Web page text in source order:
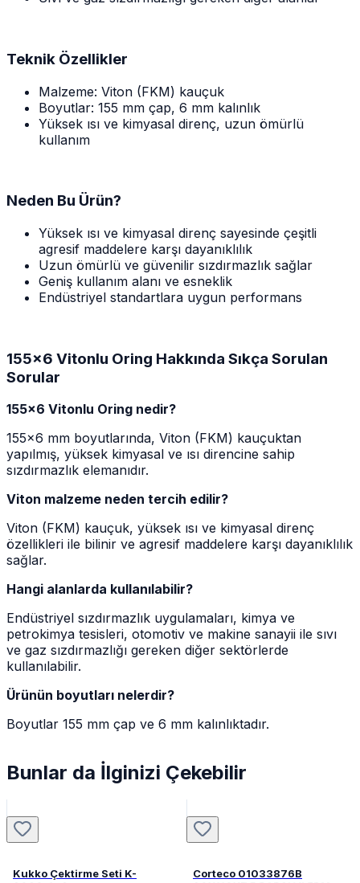
Teknik Özellikler
Malzeme: Viton (FKM) kauçuk
Boyutlar: 155 mm çap, 6 mm kalınlık
Yüksek ısı ve kimyasal direnç, uzun ömürlü
kullanım
Neden Bu Ürün?
Yüksek ısı ve kimyasal direnç sayesinde çeşitli
agresif maddelere karşı dayanıklılık
Uzun ömürlü ve güvenilir sızdırmazlık sağlar
Geniş kullanım alanı ve esneklik
Endüstriyel standartlara uygun performans
155x6 Vitonlu Oring Hakkında Sıkça Sorulan
Sorular
155x6 Vitonlu Oring nedir?
155x6 mm boyutlarında, Viton (FKM) kauçuktan
yapılmış, yüksek kimyasal ve ısı direncine sahip
sızdırmazlık elemanıdır.
Viton malzeme neden tercih edilir?
Viton (FKM) kauçuk, yüksek ısı ve kimyasal direnç
özellikleri ile bilinir ve agresif maddelere karşı dayanıklılık
sağlar.
Hangi alanlarda kullanılabilir?
Endüstriyel sızdırmazlık uygulamaları, kimya ve
petrokimya tesisleri, otomotiv ve makine sanayii ile sıvı
ve gaz sızdırmazlığı gereken diğer sektörlerde
kullanılabilir.
Ürünün boyutları nelerdir?
Boyutlar 155 mm çap ve 6 mm kalınlıktadır.
Bunlar da İlginizi Çekebilir
Kukko Çektirme Seti K-
Corteco 01033876B